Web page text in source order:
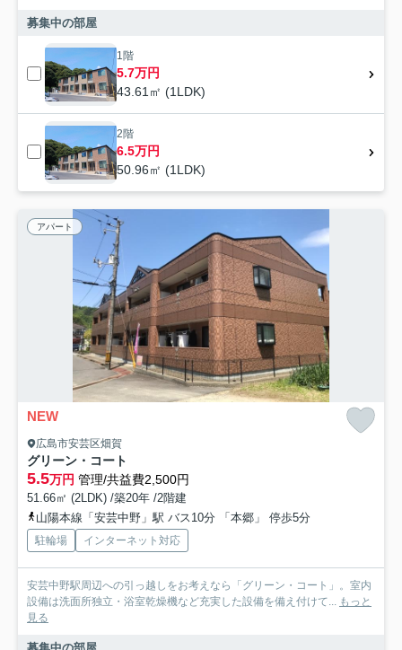
募集中の部屋
1階
5.7万円
43.61㎡ (1LDK)
2階
6.5万円
50.96㎡ (1LDK)
アパート
NEW
広島市安芸区畑賀
グリーン・コート
5.5万円 管理/共益費2,500円
51.66㎡ (2LDK) /築20年 /2階建
山陽本線「安芸中野」駅 バス10分 「本郷」 停歩5分
駐輪場 インターネット対応
安芸中野駅周辺への引っ越しをお考えなら「グリーン・コート」。室内
設備は洗面所独立・浴室乾燥機など充実した設備を備え付けて... もっと
見る